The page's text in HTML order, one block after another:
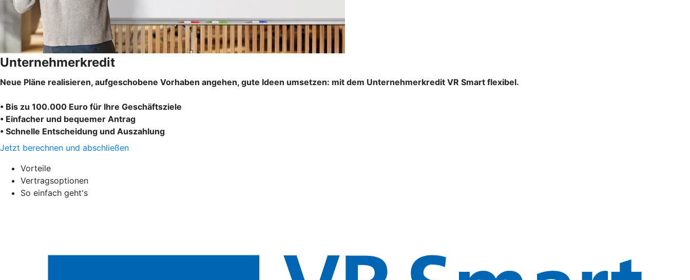
Unternehmerkredit
Neue Pläne realisieren, aufgeschobene Vorhaben angehen, gute Ideen umsetzen: mit dem Unternehmerkredit VR Smart flexibel.
• Bis zu 100.000 Euro für Ihre Geschäftsziele
• Einfacher und bequemer Antrag
• Schnelle Entscheidung und Auszahlung
Jetzt berechnen und abschließen
Vorteile
Vertragsoptionen
So einfach geht's